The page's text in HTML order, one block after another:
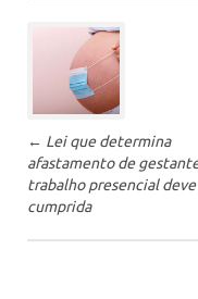
-
n
a
v
e
← Lei que determina
afastamento de
trabalho presencial deve
cumprida